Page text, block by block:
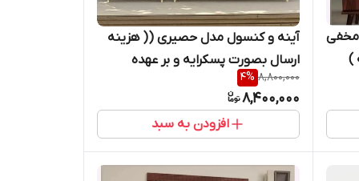
مخفی
)
آینه و کنسول مدل حصیری (( هزینه
ارسال بصورت پسکرایه و بر عهده
مشتری )) کپی
8,800,000
4%
8,400,000
افزودن به سبد